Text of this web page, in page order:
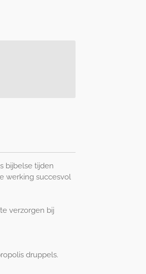
bijbelse tijden
werking succesvol
verzorgen bij
druppels.